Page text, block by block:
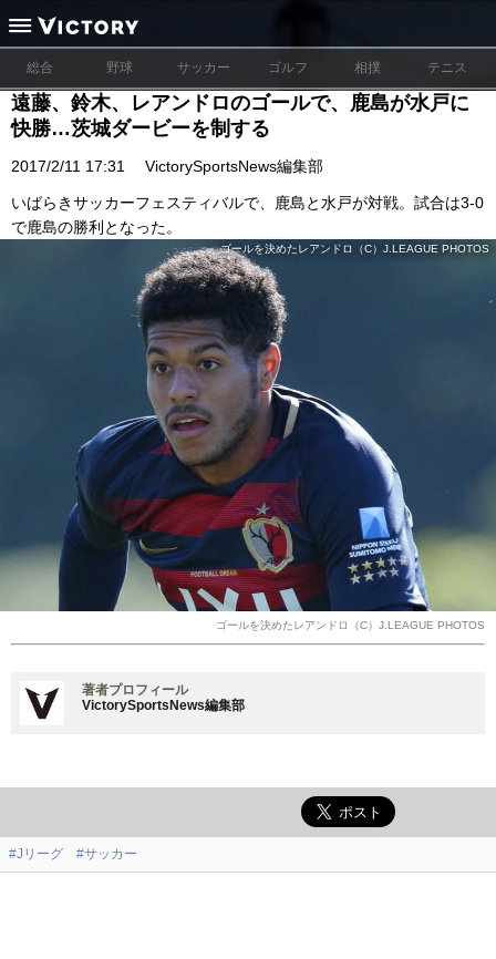
総合 野球 サッカー ゴルフ 相撲 テニス
遠藤、鈴木、レアンドロのゴールで、鹿島が水戸に
快勝…茨城ダービーを制する
2017/2/11 17:31 VictorySportsNews編集部
いばらきサッカーフェスティバルで、鹿島と水戸が対戦。試合は3-0
で鹿島の勝利となった。
ゴールを決めたレアンドロ（C）J.LEAGUE PHOTOS
ゴールを決めたレアンドロ（C）J.LEAGUE PHOTOS
著者プロフィール
VictorySportsNews編集部
#Jリーグ #サッカー